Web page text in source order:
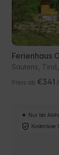
Ferienhaus
Sautens,
Preis ab €341
Nur bei
Kostenlose